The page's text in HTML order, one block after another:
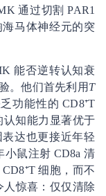
通过切割 PAR1
马体神经元的突
能否逆转认知衰
。他们首先利用 T
功能性的 CD8⁺T
认知能力显著优于
达也更接近年轻
小鼠注射 CD8a 清
细胞，而不
人惊喜：仅仅清除